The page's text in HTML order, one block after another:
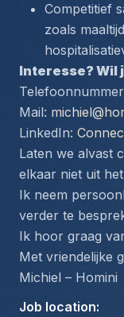
Competitief
zoals
Interesse? Wil
Mail:
LinkedIn:
Laten we alvast
elkaar niet uit
Ik neem
verder te
Ik hoor graag
Met vriendelijke
Michiel – Homini
Job location: